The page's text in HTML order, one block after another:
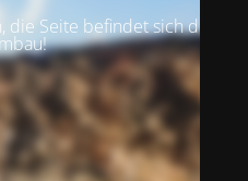
die Seite befindet sich derzeit